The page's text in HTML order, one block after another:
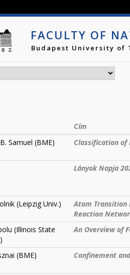
FACULTY OF
Budapest University of
Cím
Samuel (BME) Classification of
Lányok Napja
(Leipzig Univ.)
Atom Transition
Reaction
(Illinois State
An Overview of
(BME) Confinement